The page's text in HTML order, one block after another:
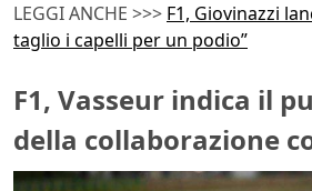
LEGGI ANCHE >>> F1, Giovinazzi
taglio i capelli per un podio”
F1, Vasseur indica il
della collaborazione